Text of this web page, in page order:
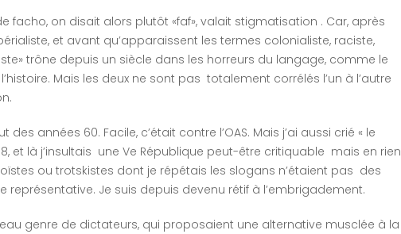
facho, on disait alors plutôt «faf», valait stigmatisation . Car, après
et avant qu’apparaissent les termes colonialiste, raciste,
trône depuis un siècle dans les horreurs du langage, comme le
Mais les deux ne sont pas totalement corrélés l’un à l’autre
années 60. Facile, c’était contre l’OAS. Mais j’ai aussi crié « le
et là j’insultais une Ve République peut-être critiquable mais en rien
ou trotskistes dont je répétais les slogans n’étaient pas des
Je suis depuis devenu rétif à l’embrigadement.
genre de dictateurs, qui proposaient une alternative musclée à la